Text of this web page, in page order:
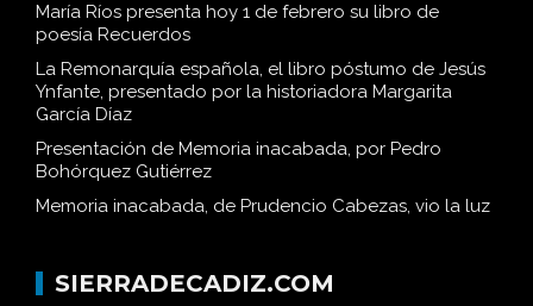
María Ríos presenta hoy 1 de febrero su libro de
poesía Recuerdos
La Remonarquía española, el libro póstumo de Jesús
Ynfante, presentado por la historiadora Margarita
García Díaz
Presentación de Memoria inacabada, por Pedro
Bohórquez Gutiérrez
Memoria inacabada, de Prudencio Cabezas, vio la luz
SIERRADECADIZ.COM